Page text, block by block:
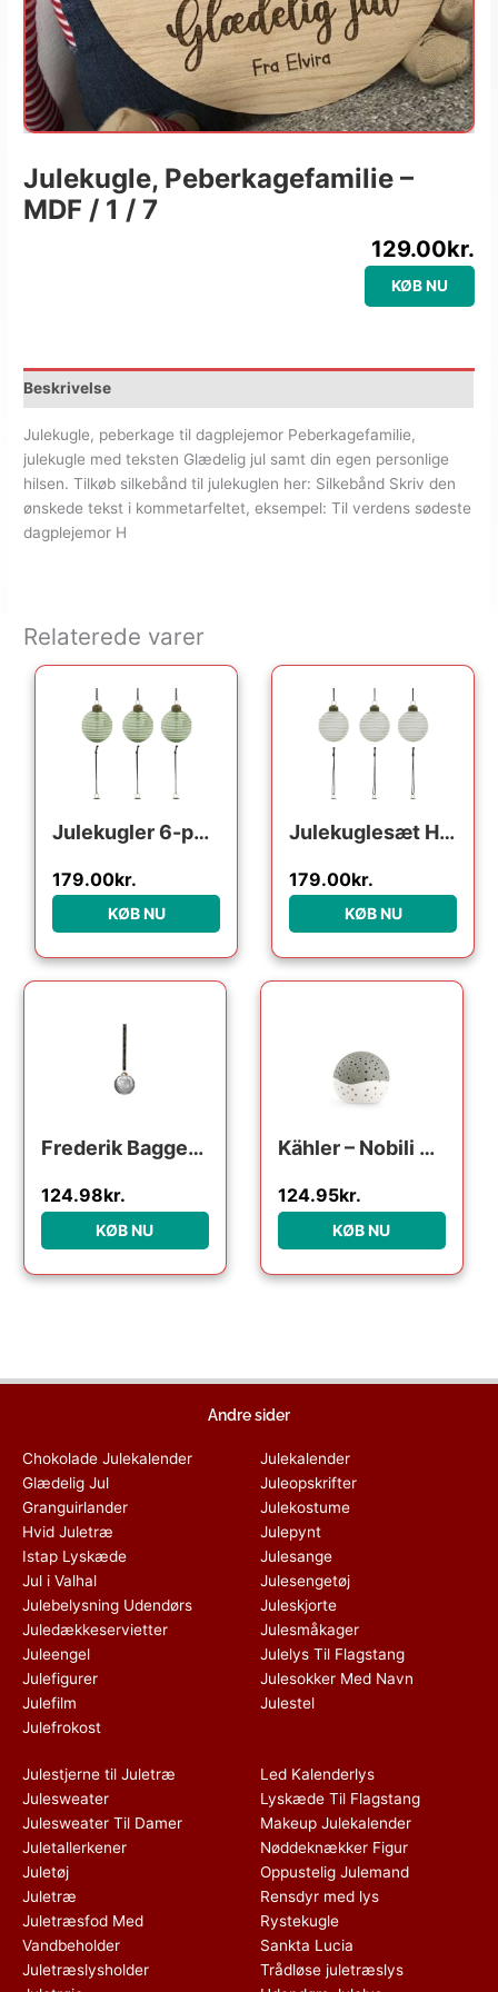
Julekugle, Peberkagefamilie –
MDF / 1 / 7
129.00kr.
KØB NU
Beskrivelse
Julekugle, peberkage til dagplejemor Peberkagefamilie,
julekugle med teksten Glædelig jul samt din egen personlige
hilsen. Tilkøb silkebånd til julekuglen her: Silkebånd Skriv den
ønskede tekst i kommetarfeltet, eksempel: Til verdens sødeste
dagplejemor H
Relaterede varer
Julekugler 6-pak House Doctor Lolli ornament i glas og metal lysegrøn/grøn Ø6 cm
179.00kr.
KØB NU
Julekuglesæt House Doctor Lolli Ø6 cm Hvid/Lyserød Glas/Metal
179.00kr.
KØB NU
Frederik Bagger Crispy Glass Dark Ball : Erling Christensen Møbler
Den oprindelige pris var: 249.95kr..
124.98kr.
Den aktuelle pris er: 124.98kr..
KØB NU
Kähler – Nobili Fyrfadsstage Ø12 cm olivengrøn
Den oprindelige pris
124.95kr.
Den aktuelle
KØB NU
Andre sider
Chokolade Julekalender
Glædelig Jul
Granguirlander
Hvid Juletræ
Istap Lyskæde
Jul i Valhal
Julebelysning Udendørs
Juledækkeservietter
Juleengel
Julefigurer
Julefilm
Julefrokost
Julekalender
Juleopskrifter
Julekostume
Julepynt
Julesange
Julesengetøj
Juleskjorte
Julesmåkager
Julelys Til Flagstang
Julesokker Med Navn
Julestel
Julestjerne til Juletræ
Julesweater
Julesweater Til Damer
Juletallerkener
Juletøj
Juletræ
Juletræsfod Med
Vandbeholder
Juletræslysholder
Led Kalenderlys
Lyskæde Til Flagstang
Makeup Julekalender
Nøddeknækker Figur
Oppustelig Julemand
Rensdyr med lys
Rystekugle
Sankta Lucia
Trådløse juletræslys